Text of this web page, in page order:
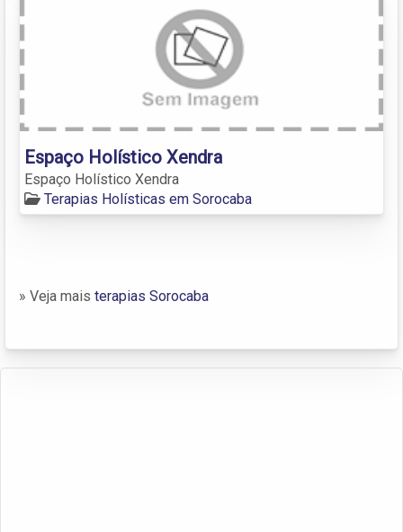
Espaço Holístico Xendra
Espaço Holístico Xendra
Terapias Holísticas em Sorocaba
» Veja mais terapias Sorocaba